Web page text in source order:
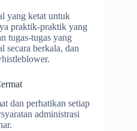
yang ketat untuk
praktik-praktik yang
tugas-tugas yang
secara berkala, dan
dan perhatikan setiap
administrasi